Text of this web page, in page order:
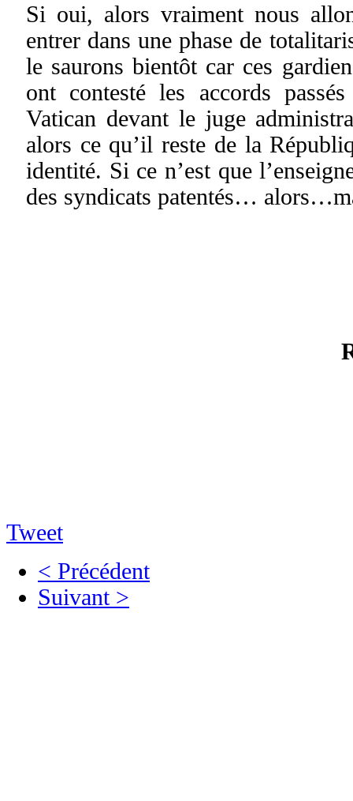
Si oui, alors vraiment nous
entrer dans une phase de
le saurons bientôt car ces
ont contesté les accords
Vatican devant le juge
alors ce qu’il reste de la
identité. Si ce n’est que
des syndicats patentés…
Tweet
< Précédent
Suivant >